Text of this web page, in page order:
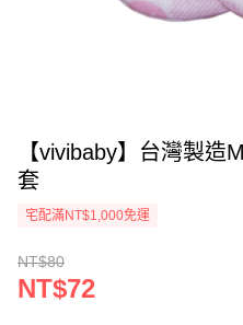
【vivibaby】台灣製造
套
宅配滿NT$1,000免運
NT$80
NT$72